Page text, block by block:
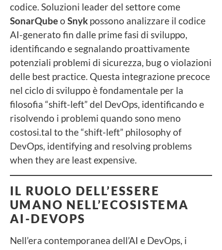
codice. Soluzioni leader del settore come
SonarQubeo Snyk possono analizzare il codice
AI-generato fin dalle prime fasi di sviluppo,
identificando e segnalando proattivamente
potenziali problemi di sicurezza, bug o violazioni
delle best practice. Questa integrazione precoce
nel ciclo di sviluppo è fondamentale per la
filosofia “shift-left” del DevOps, identificando e
risolvendo i problemi quando sono meno
costosi.tal to the “shift-left” philosophy of
DevOps, identifying and resolving problems
when they are least expensive.
IL RUOLO DELL’ESSERE
UMANO NELL’ECOSISTEMA
AI-DEVOPS
Nell’era contemporanea dell’AI e DevOps, i